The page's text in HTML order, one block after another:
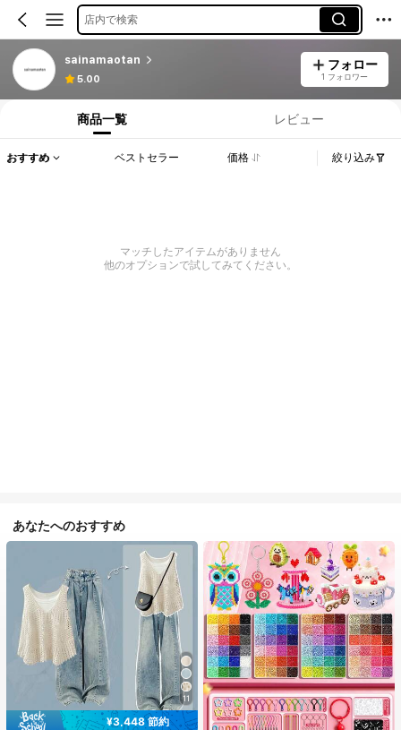
店内で検索
sainamaotan
5.00
フォロー
1 フォロワー
商品一覧 レビュー
おすすめ ベストセラー 価格 絞り込み
マッチしたアイテムがありません
他のオプションで試してみてください。
あなたへのおすすめ
11
¥3,448 節約